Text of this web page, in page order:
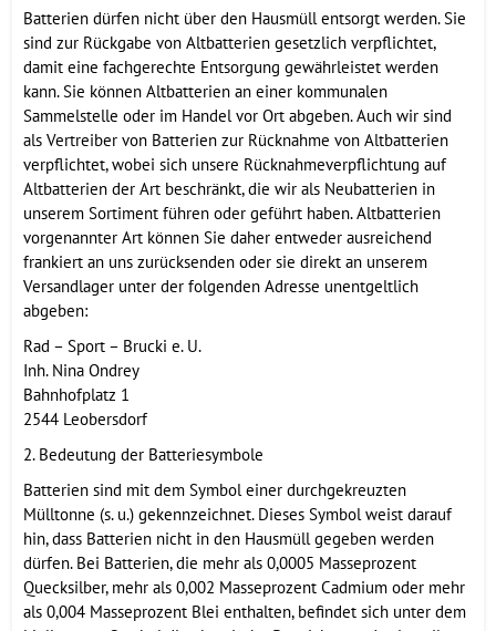
Batterien dürfen nicht über den Hausmüll entsorgt werden. Sie
sind zur Rückgabe von Altbatterien gesetzlich verpflichtet,
damit eine fachgerechte Entsorgung gewährleistet werden
kann. Sie können Altbatterien an einer kommunalen
Sammelstelle oder im Handel vor Ort abgeben. Auch wir sind
als Vertreiber von Batterien zur Rücknahme von Altbatterien
verpflichtet, wobei sich unsere Rücknahmeverpflichtung auf
Altbatterien der Art beschränkt, die wir als Neubatterien in
unserem Sortiment führen oder geführt haben. Altbatterien
vorgenannter Art können Sie daher entweder ausreichend
frankiert an uns zurücksenden oder sie direkt an unserem
Versandlager unter der folgenden Adresse unentgeltlich
abgeben:
Rad – Sport – Brucki e. U.
Inh. Nina Ondrey
Bahnhofplatz 1
2544 Leobersdorf
2. Bedeutung der Batteriesymbole
Batterien sind mit dem Symbol einer durchgekreuzten
Mülltonne (s. u.) gekennzeichnet. Dieses Symbol weist darauf
hin, dass Batterien nicht in den Hausmüll gegeben werden
dürfen. Bei Batterien, die mehr als 0,0005 Masseprozent
Quecksilber, mehr als 0,002 Masseprozent Cadmium oder mehr
als 0,004 Masseprozent Blei enthalten, befindet sich unter dem